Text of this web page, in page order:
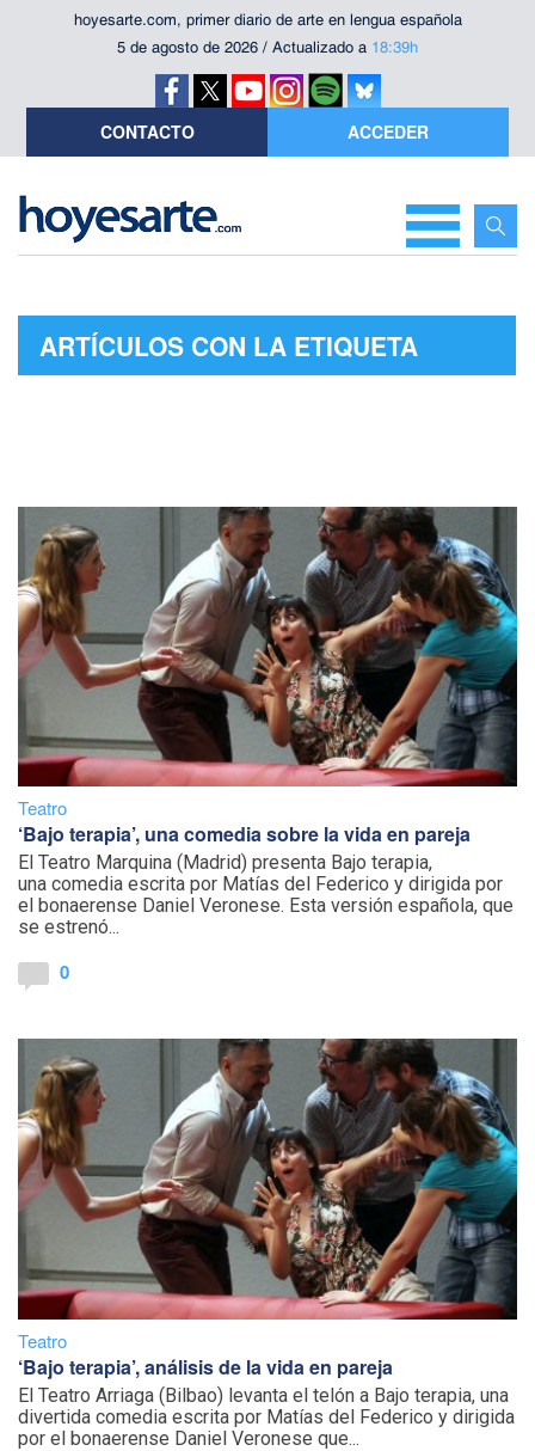
hoyesarte.com, primer diario de arte en lengua española
5 de agosto de 2026 / Actualizado a 18:39h
CONTACTO ACCEDER
ARTÍCULOS CON LA ETIQUETA
Teatro
‘Bajo terapia’, una comedia sobre la vida en pareja
El Teatro Marquina (Madrid) presenta Bajo terapia,
una comedia escrita por Matías del Federico y dirigida por
el bonaerense Daniel Veronese. Esta versión española, que
se estrenó...
0
Teatro
‘Bajo terapia’, análisis de la vida en pareja
El Teatro Arriaga (Bilbao) levanta el telón a Bajo terapia, una
divertida comedia escrita por Matías del Federico y dirigida
por el bonaerense Daniel Veronese que...